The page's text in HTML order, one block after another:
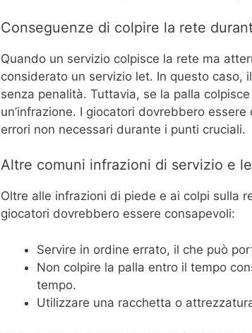
Conseguenze di colpire la rete
Quando un servizio colpisce la rete ma
considerato un servizio let. In questo caso,
senza penalità. Tuttavia, se la palla
un’infrazione. I giocatori dovrebbero
errori non necessari durante i punti cruciali.
Altre comuni infrazioni di servizio e
Oltre alle infrazioni di piede e ai colpi sulla
giocatori dovrebbero essere consapevoli:
Servire in ordine errato, il che può
Non colpire la palla entro il tempo
tempo.
Utilizzare una racchetta o